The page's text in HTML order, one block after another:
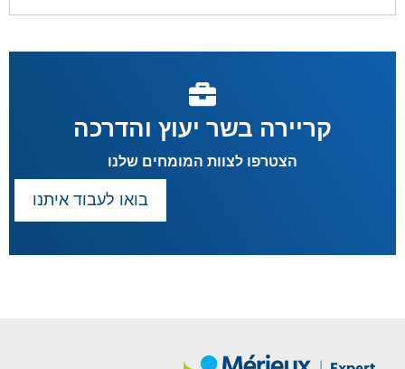
קריירה בשר יעוץ והדרכה
הצטרפו לצוות המומחים שלנו
בואו לעבוד איתנו